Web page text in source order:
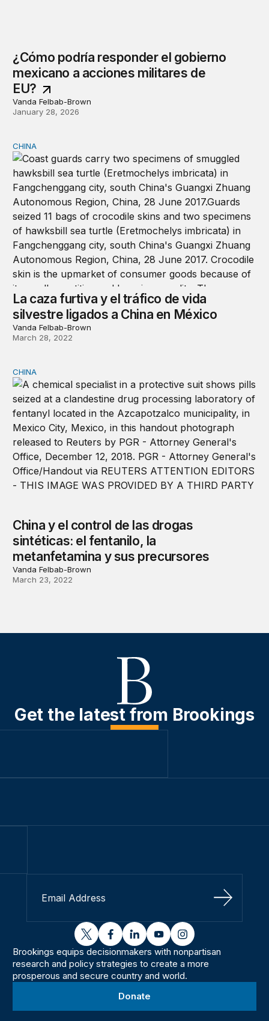
¿Cómo podría responder el gobierno
mexicano a acciones militares de
EU?
Vanda Felbab-Brown
January 28, 2026
La caza furtiva y el tráfico de vida silvestre ligados a
CHINA
La caza furtiva y el tráfico de vida
silvestre ligados a China en México
Vanda Felbab-Brown
March 28, 2022
China y el control de las drogas sintéticas: el fentanilo,
CHINA
China y el control de las drogas
sintéticas: el fentanilo, la
metanfetamina y sus precursores
Vanda Felbab-Brown
March 23, 2022
Get the latest from Brookings
Sign Up
twitterfacebooklinkedinyoutubeinstagram
Brookings equips decisionmakers with nonpartisan
research and policy strategies to create a more
prosperous and secure country and world.
Donate